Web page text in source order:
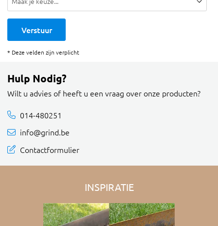
Verstuur
* Deze velden zijn verplicht
Hulp Nodig?
Wilt u advies of heeft u een vraag over onze producten?
014-480251
info@grind.be
Contactformulier
INSPIRATIE